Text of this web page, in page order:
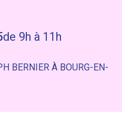
de 9h à 11h
BERNIER À BOURG-EN-